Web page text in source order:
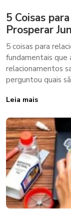
5 Coisas
Prosperar
5 coisas para
fundamentais que
relacionamentos
perguntou quais
Leia mais